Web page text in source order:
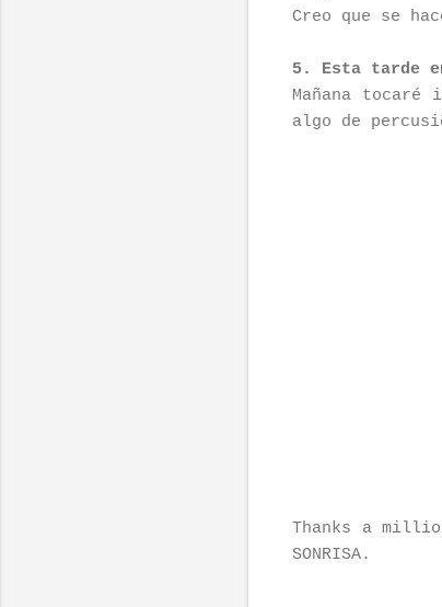
Creo que se
5. Esta tarde
Mañana
algo de
Thanks a
SONRISA.